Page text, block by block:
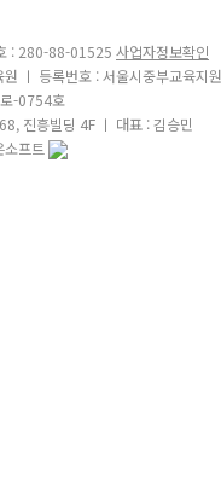
: 280-88-01525 사업자정보확인
ㅣ 등록번호 : 서울시중부교육지
-0754호
진흥빌딩 4F ㅣ 대표 : 김승민
소프트